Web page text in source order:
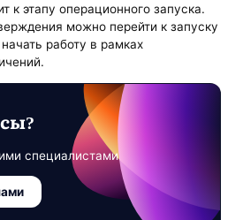
к этапу операционного запуска.
можно перейти к запуску
работу в рамках
специалистами